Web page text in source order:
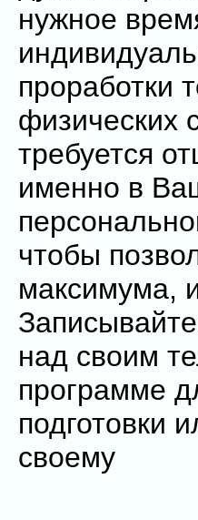
нужное
проработки
физических
требуется
именно в
чтобы
максимума,
над своим
программе
подготовки
своему